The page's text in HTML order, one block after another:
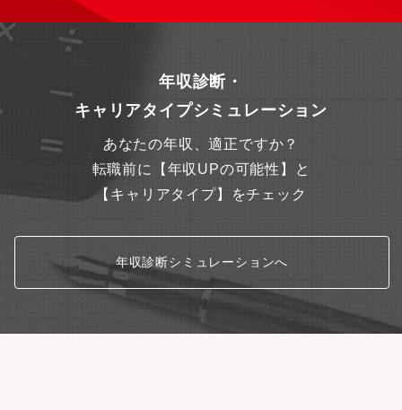
年収診断・
キャリアタイプシミュレーション
あなたの年収、適正ですか？
転職前に【年収UPの可能性】と
【キャリアタイプ】をチェック
年収診断シミュレーションへ